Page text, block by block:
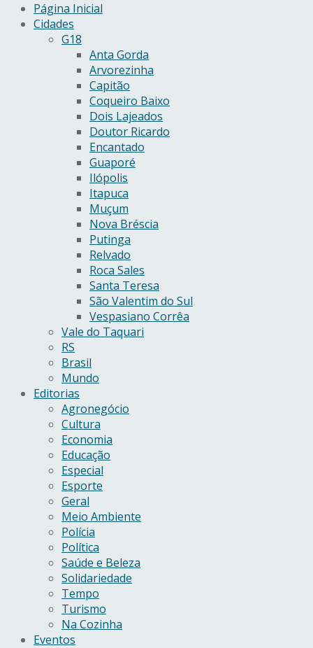
Página Inicial
Cidades
G18
Anta Gorda
Arvorezinha
Capitão
Coqueiro Baixo
Dois Lajeados
Doutor Ricardo
Encantado
Guaporé
Ilópolis
Itapuca
Muçum
Nova Bréscia
Putinga
Relvado
Roca Sales
Santa Teresa
São Valentim do Sul
Vespasiano Corrêa
Vale do Taquari
RS
Brasil
Mundo
Editorias
Agronegócio
Cultura
Economia
Educação
Especial
Esporte
Geral
Meio Ambiente
Polícia
Política
Saúde e Beleza
Solidariedade
Tempo
Turismo
Na Cozinha
Eventos